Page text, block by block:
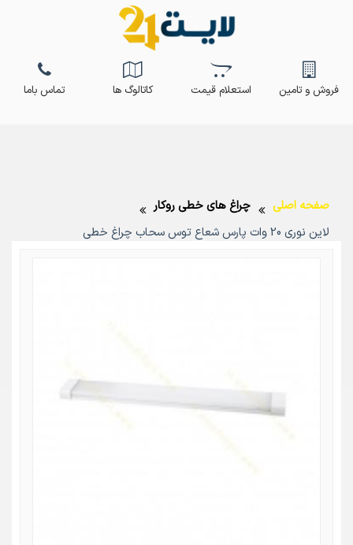
فروش و تامین استعلام قیمت کاتالوگ ها تماس باما
صفحه اصلی
چراغ های خطی روکار
لاین نوری 20 وات پارس شعاع توس سحاب چراغ خطی